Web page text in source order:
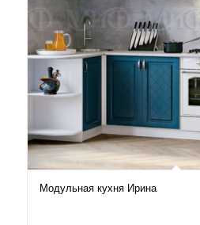
Модульная кухня Ирина